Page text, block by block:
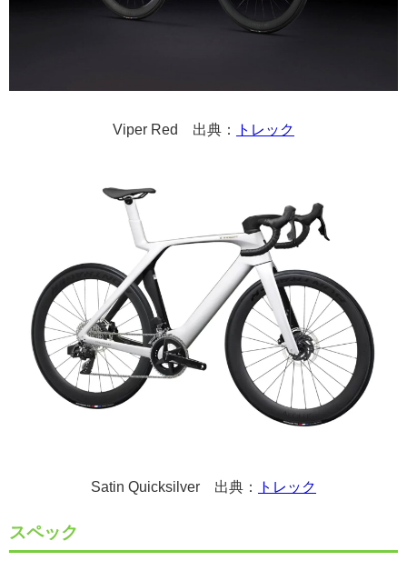
Viper Red 出典： トレック
Satin Quicksilver 出典： トレック
スペック